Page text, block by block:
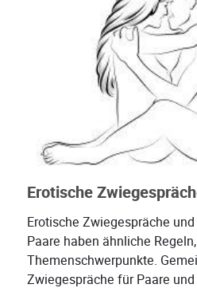
Erotische
Erotische Zwiegespräche
Paare haben ähnliche
Themenschwerpunkte.
Zwiegespräche für Paare